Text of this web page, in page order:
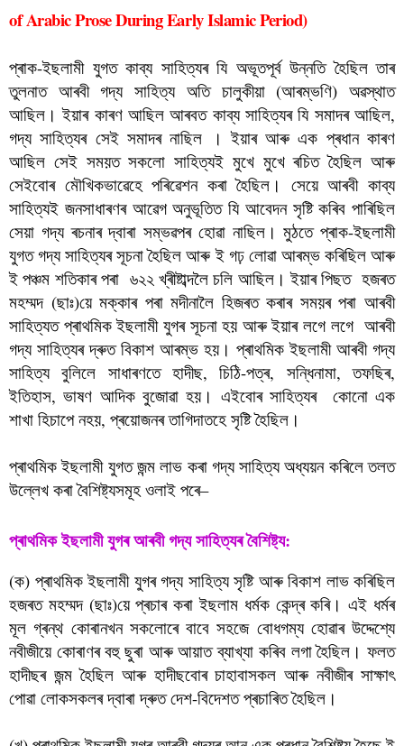
of Arabic Prose During Early Islamic Period)
প্ৰাক-ইছলামী যুগত কাব্য সাহিত্যৰ যি অভূতপূৰ্ব উন্নতি হৈছিল তাৰ
তুলনাত আৰবী গদ্য সাহিত্য অতি চালুকীয়া (আৰম্ভণি) অৱস্থাত
আছিল। ইয়াৰ কাৰণ আছিল আৰবত কাব্য সাহিত্যৰ যি সমাদৰ আছিল,
গদ্য সাহিত্যৰ সেই সমাদৰ নাছিল । ইয়াৰ আৰু এক প্ৰধান কাৰণ
আছিল সেই সময়ত সকলো সাহিত্যই মুখে মুখে ৰচিত হৈছিল আৰু
সেইবোৰ মৌখিকভাৱেহে পৰিৱেশন কৰা হৈছিল। সেয়ে আৰবী কাব্য
সাহিত্যই জনসাধাৰণৰ আৱেগ অনুভূতিত যি আবেদন সৃষ্টি কৰিব পাৰিছিল
সেয়া গদ্য ৰচনাৰ দ্বাৰা সম্ভৱপৰ হোৱা নাছিল। মুঠতে প্ৰাক-ইছলামী
যুগত গদ্য সাহিত্যৰ সূচনা হৈছিল আৰু ই গঢ় লোৱা আৰম্ভ কৰিছিল আৰু
ই পঞ্চম শতিকাৰ পৰা ৬২২ খ্ৰীষ্টাব্দলৈ চলি আছিল। ইয়াৰ পিছত হজৰত
মহম্মদ (ছাঃ)য়ে মক্কাৰ পৰা মদীনালৈ হিজৰত কৰাৰ সময়ৰ পৰা আৰবী
সাহিত্যত প্ৰাথমিক ইছলামী যুগৰ সূচনা হয় আৰু ইয়াৰ লগে লগে আৰবী
গদ্য সাহিত্যৰ দ্ৰুত বিকাশ আৰম্ভ হয়। প্ৰাথমিক ইছলামী আৰবী গদ্য
সাহিত্য বুলিলে সাধাৰণতে হাদীছ, চিঠি-পত্ৰ, সন্ধিনামা, তফছিৰ,
ইতিহাস, ভাষণ আদিক বুজোৱা হয়। এইবোৰ সাহিত্যৰ কোনো এক
শাখা হিচাপে নহয়, প্ৰয়োজনৰ তাগিদাতহে সৃষ্টি হৈছিল।
প্ৰাথমিক ইছলামী যুগত জন্ম লাভ কৰা গদ্য সাহিত্য অধ্যয়ন কৰিলে তলত
উল্লেখ কৰা বৈশিষ্ট্যসমূহ ওলাই পৰে–
প্ৰাথমিক ইছলামী যুগৰ আৰবী গদ্য সাহিত্যৰ বৈশিষ্ট্য:
(ক) প্ৰাথমিক ইছলামী যুগৰ গদ্য সাহিত্য সৃষ্টি আৰু বিকাশ লাভ কৰিছিল
হজৰত মহম্মদ (ছাঃ)য়ে প্ৰচাৰ কৰা ইছলাম ধৰ্মক কেন্দ্ৰ কৰি। এই ধৰ্মৰ
মূল গ্ৰন্থ কোৰানখন সকলোৰে বাবে সহজে বোধগম্য হোৱাৰ উদ্দেশ্যে
নবীজীয়ে কোৰাণৰ বহু ছুৰা আৰু আয়াত ব্যাখ্যা কৰিব লগা হৈছিল। ফলত
হাদীছৰ জন্ম হৈছিল আৰু হাদীছবোৰ চাহাবাসকল আৰু নবীজীৰ সাক্ষাৎ
পোৱা লোকসকলৰ দ্বাৰা দ্ৰুত দেশ-বিদেশত প্ৰচাৰিত হৈছিল।